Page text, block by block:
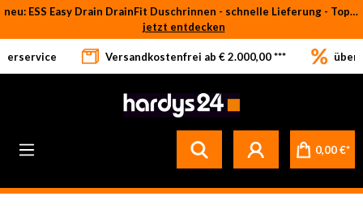
Zum Hauptinhalt springen
neu: ESS Easy Drain DrainFit Duschrinnen - schnelle Lieferung - Top-Preise
jetzt entdecken
Betrifft ausschließlich bei Bestellware-Fliesen: aufgrund der Werksferien in Italien und Spanien kommt es zu Verzögerungen bei der Verladung. Sämtliche Lagerware (sofort verfügbar) sowie alle anderen Produktgruppen versenden wir weiterhin regulär
Versandkostenfrei ab € 2.000,00 *** über
0,00 €*